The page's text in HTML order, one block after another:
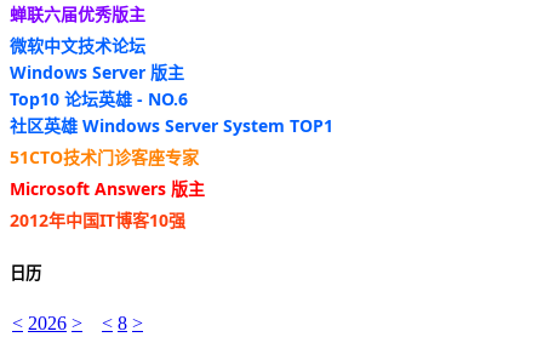
蝉联六届优秀版主
微软中文技术论坛
Windows Server 版主
Top10 论坛英雄 - NO.6
社区英雄 Windows Server System TOP1
51CTO技术门诊客座专家
Microsoft Answers 版主
2012年中国IT博客10强
日历
< 2026 > < 8 >